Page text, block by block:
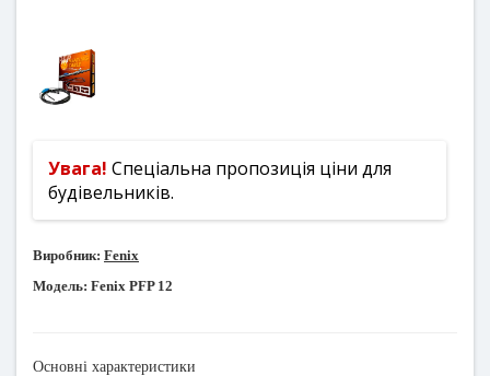
Увага! Спеціальна пропозиція ціни для
будівельників.
Виробник: Fenix
Модель: Fenix PFP 12
Основні характеристики